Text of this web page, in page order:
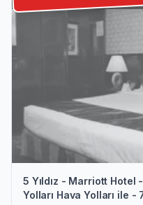
5 Yıldız - Marriott Hotel
Yolları Hava Yolları ile